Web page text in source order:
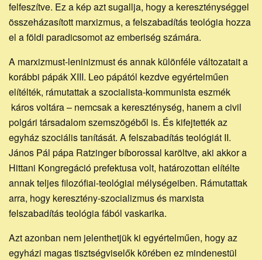
felfeszítve. Ez a kép azt sugallja, hogy a kereszténységgel
összeházasított marxizmus, a felszabadítás teológia hozza
el a földi paradicsomot az emberiség számára.
A marxizmust-leninizmust és annak különféle változatait a
korábbi pápák XIII. Leo pápától kezdve egyértelműen
elítélték, rámutattak a szocialista-kommunista eszmék
káros voltára – nemcsak a kereszténység, hanem a civil
polgári társadalom szemszögéből is. És kifejtették az
egyház szociális tanítását. A felszabadítás teológiát II.
János Pál pápa Ratzinger bíborossal karöltve, aki akkor a
Hittani Kongregáció prefektusa volt, határozottan elítélte
annak teljes filozófiai-teológiai mélységeiben. Rámutattak
arra, hogy keresztény-szocializmus és marxista
felszabadítás teológia fából vaskarika.
Azt azonban nem jelenthetjük ki egyértelműen, hogy az
egyházi magas tisztségviselők körében ez mindenestül